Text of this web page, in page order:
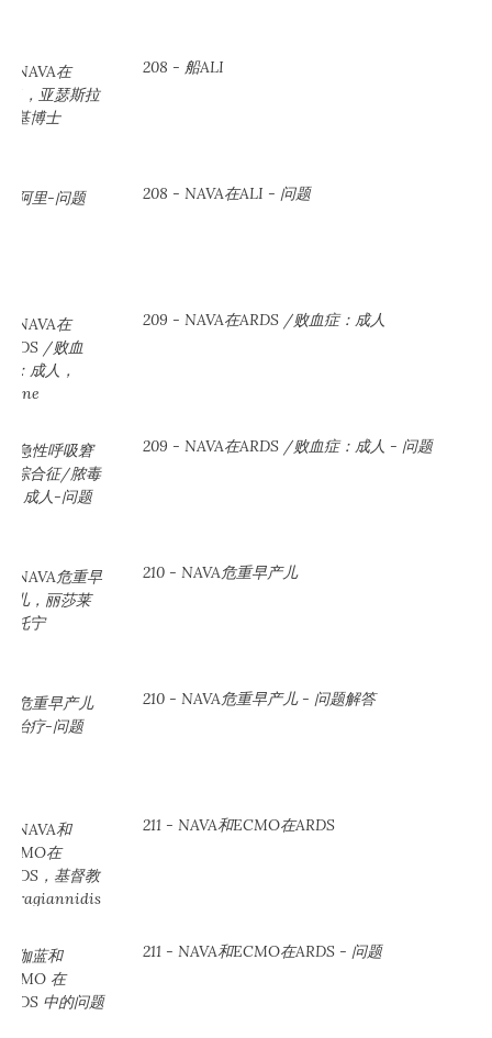
208 - 船ALI
208 - NAVA在ALI - 问题
209 - NAVA在ARDS /败血症：成人
209 - NAVA在ARDS /败血症：成人 - 问题
210 - NAVA危重早产儿
210 - NAVA危重早产儿 - 问题解答
211 - NAVA和ECMO在ARDS
211 - NAVA和ECMO在ARDS - 问题